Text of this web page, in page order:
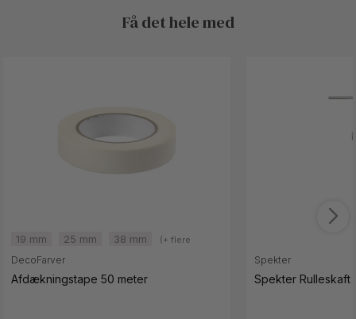
Få det hele med
19 mm 25 mm 38 mm
(+ flere
DecoFarver
Afdækningstape 50 meter
Spekter
Spekter Rulleskaft